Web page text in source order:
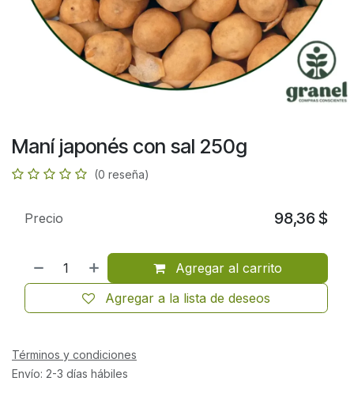
Maní japonés con sal 250g
(0 reseña)
Agregar al carrito
Agregar a la lista de deseos
Precio 98,36 $
Términos y condiciones
Envío: 2-3 días hábiles